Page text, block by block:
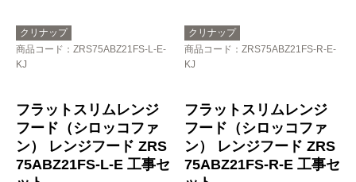
レンジフード RH-60HD
SE-L 工事セット
商品詳細はこちら
レンジフード RH-60HD
SE-R 工事セット
商品詳細はこちら
クリナップ
クリナップ